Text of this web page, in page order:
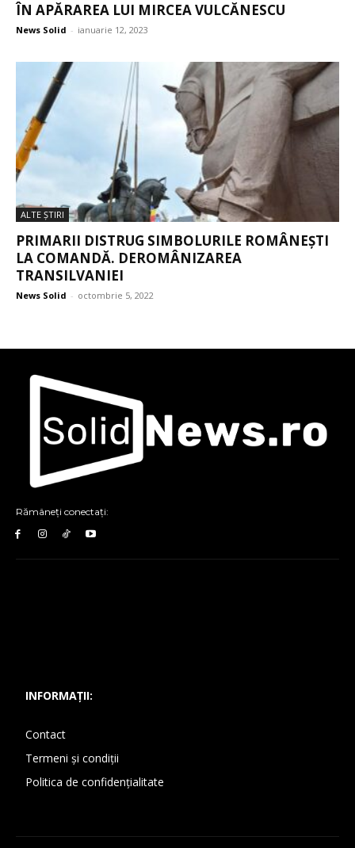
ÎN APĂRAREA LUI MIRCEA VULCĂNESCU
News Solid - ianuarie 12, 2023
ALTE ŞTIRI
PRIMARII DISTRUG SIMBOLURILE ROMÂNEȘTI
LA COMANDĂ. DEROMÂNIZAREA
TRANSILVANIEI
News Solid - octombrie 5, 2022
Rămâneți conectați:
INFORMAȚII:
Contact
Termeni și condiții
Politica de confidențialitate